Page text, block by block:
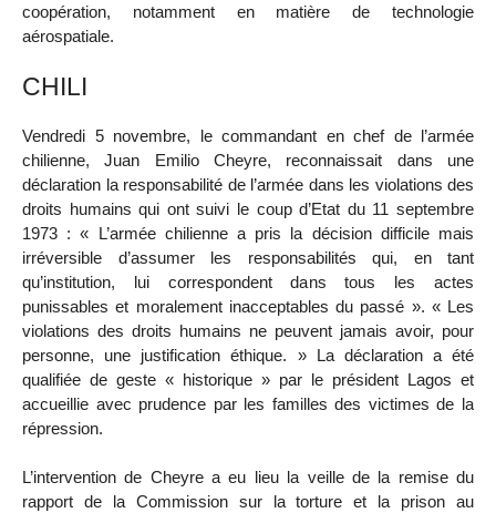
coopération, notamment en matière de technologie
aérospatiale.
CHILI
Vendredi 5 novembre, le commandant en chef de l’armée
chilienne, Juan Emilio Cheyre, reconnaissait dans une
déclaration la responsabilité de l’armée dans les violations des
droits humains qui ont suivi le coup d’Etat du 11 septembre
1973 : « L’armée chilienne a pris la décision difficile mais
irréversible d’assumer les responsabilités qui, en tant
qu’institution, lui correspondent dans tous les actes
punissables et moralement inacceptables du passé ». « Les
violations des droits humains ne peuvent jamais avoir, pour
personne, une justification éthique. » La déclaration a été
qualifiée de geste « historique » par le président Lagos et
accueillie avec prudence par les familles des victimes de la
répression.
L’intervention de Cheyre a eu lieu la veille de la remise du
rapport de la Commission sur la torture et la prison au